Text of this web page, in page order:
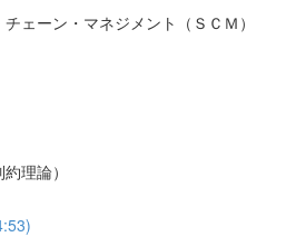
ェーン・マネジメント（ＳＣＭ）
理論）